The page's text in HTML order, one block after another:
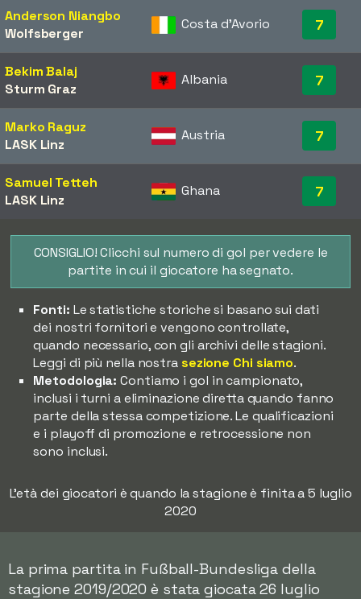
Anderson Niangbo
Wolfsberger
Costa d'Avorio 7
Bekim Balaj
Sturm Graz
Albania 7
Marko Raguz
LASK Linz
Austria 7
Samuel Tetteh
LASK Linz
Ghana 7
CONSIGLIO! Clicchi sul numero di gol per vedere le
partite in cui il giocatore ha segnato.
Fonti: Le statistiche storiche si basano sui dati
dei nostri fornitori e vengono controllate,
quando necessario, con gli archivi delle stagioni.
Leggi di più nella nostra sezione Chi siamo.
Metodologia: Contiamo i gol in campionato,
inclusi i turni a eliminazione diretta quando fanno
parte della stessa competizione. Le qualificazioni
e i playoff di promozione e retrocessione non
sono inclusi.
L'età dei giocatori è quando la stagione è finita a 5 luglio
2020
La prima partita in Fußball-Bundesliga della
stagione 2019/2020 è stata giocata 26 luglio